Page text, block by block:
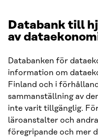
Databank till
av
Databanken för
information om
Finland och i
sammanställning av
inte varit tillgänglig.
läroanstalter och
föregripande och mer